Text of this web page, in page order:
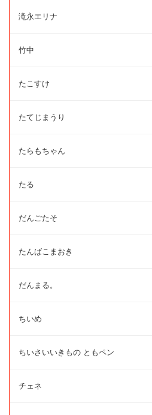
滝永エリナ
竹中
たこすけ
たてじまうり
たらもちゃん
たる
だんごたそ
たんばこまおき
だんまる。
ちいめ
ちいさいいきもの ともペン
チェネ